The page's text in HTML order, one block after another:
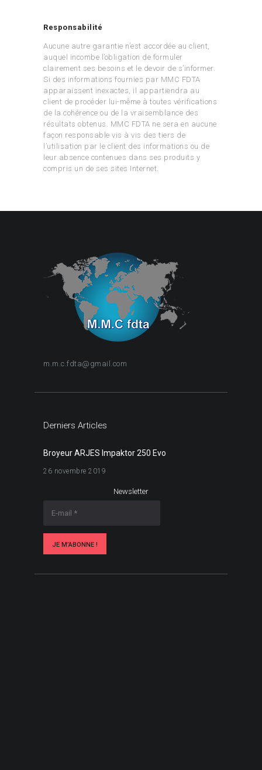
Responsabilité
Aucune autre garantie n’est accordée au client,
auquel incombe l’obligation de formuler
clairement ses besoins et le devoir de s’informer.
Si des informations fournies par MMC FDTA
apparaissent inexactes, il appartiendra au
client de procéder lui-même à toutes vérifications
de la cohérence ou de la vraisemblance des
résultats obtenus. MMC FDTA ne sera en aucune
façon responsable vis à vis des tiers de
l’utilisation par le client des informations ou de
leur absence contenues dans ses produits y
compris un de ses sites Internet.
m.m.c.fdta@gmail.com
Derniers Articles
Broyeur ARJES Impaktor 250 Evo
26 novembre 2019
Newsletter